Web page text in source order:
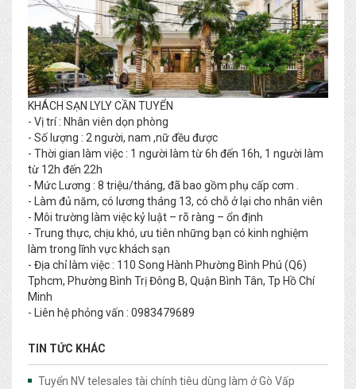
KHÁCH SẠN LYLY CẦN TUYỂN
- Vị trí : Nhân viên dọn phòng
- Số lượng : 2 người, nam ,nữ đều được
- Thời gian làm việc : 1 người làm từ 6h đến 16h, 1 người làm
từ 12h đến 22h
- Mức Lương : 8 triệu/tháng, đã bao gồm phụ cấp cơm .
- Làm đủ năm, có lương tháng 13, có chỗ ở lại cho nhân viên
- Môi trường làm việc kỷ luật – rõ ràng – ổn định
- Trung thực, chịu khó, ưu tiên những bạn có kinh nghiệm
làm trong lĩnh vực khách sạn
- Địa chỉ làm việc : 110 Song Hành Phường Bình Phú (Q6)
Tphcm, Phường Bình Trị Đông B, Quận Bình Tân, Tp Hồ Chí
Minh
- Liên hệ phỏng vấn : 0983479689
TIN TỨC KHÁC
Tuyển NV telesales tài chính tiêu dùng làm ở Gò Vấp